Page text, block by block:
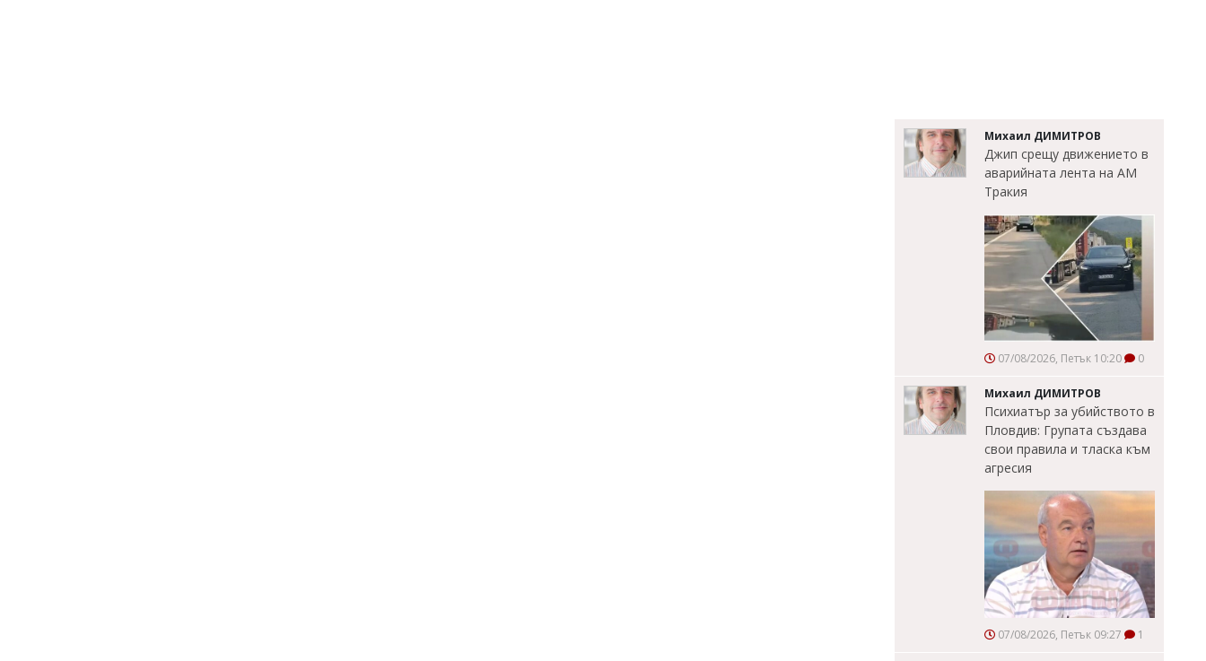
Михаил ДИМИТРОВ
Джип срещу движението в
аварийната лента на АМ
Тракия
07/08/2026, Петък 10:20 0
Михаил ДИМИТРОВ
Психиатър за убийството в
Пловдив: Групата създава
свои правила и тласка към
агресия
07/08/2026, Петък 09:27 1